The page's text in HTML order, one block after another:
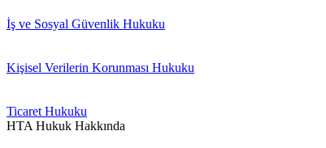
İş ve Sosyal Güvenlik Hukuku
Kişisel Verilerin Korunması Hukuku
Ticaret Hukuku
HTA Hukuk Hakkında